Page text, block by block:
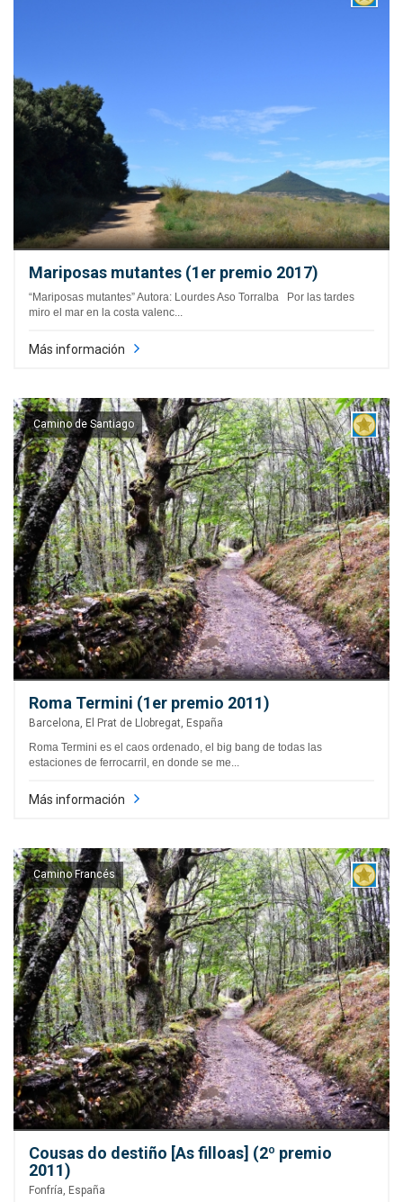
Mariposas mutantes (1er premio 2017)
“Mariposas mutantes” Autora: Lourdes Aso Torralba Por las tardes
miro el mar en la costa valenc...
Más información
Camino de Santiago
Roma Termini (1er premio 2011)
Barcelona, El Prat de Llobregat, España
Roma Termini es el caos ordenado, el big bang de todas las
estaciones de ferrocarril, en donde se me...
Más información
Camino Francés
Cousas do destiño [As filloas] (2º premio
2011)
Fonfría, España